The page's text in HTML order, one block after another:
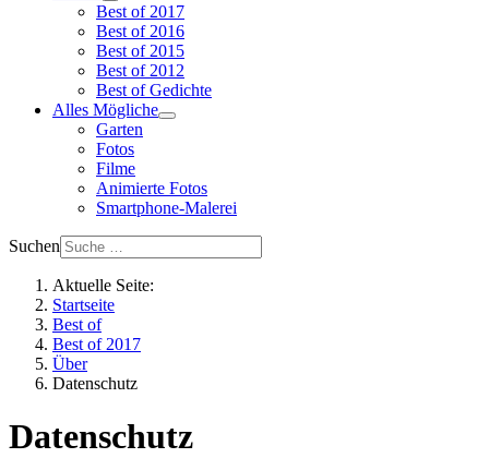
Best of 2017
Best of 2016
Best of 2015
Best of 2012
Best of Gedichte
Alles Mögliche
Garten
Fotos
Filme
Animierte Fotos
Smartphone-Malerei
Suchen
Aktuelle Seite:
Startseite
Best of
Best of 2017
Über
Datenschutz
Datenschutz